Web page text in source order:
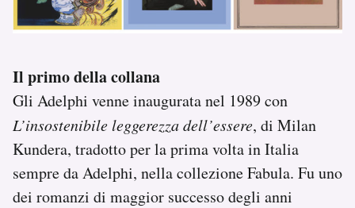
Il primo della collana
Gli Adelphi venne inaugurata nel 1989 con
L’insostenibile leggerezza dell’essere, di Milan
Kundera, tradotto per la prima volta in Italia
sempre da Adelphi, nella collezione Fabula. Fu uno
dei romanzi di maggior successo degli anni